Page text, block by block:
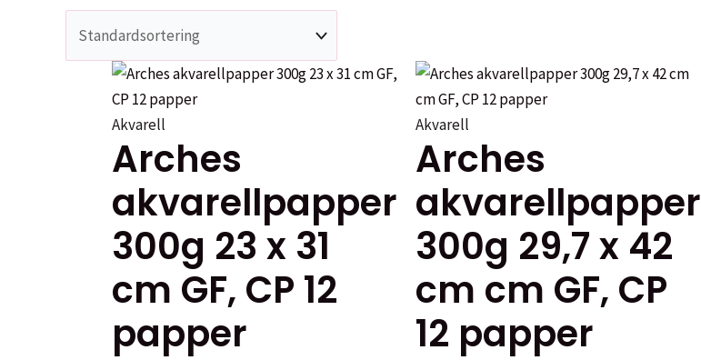
Akvarell
Arches
akvarellpapper
300g 23 x 31
cm GF, CP 12
papper
Akvarell
Arches
akvarellpapper
300g 29,7 x 42
cm cm GF, CP
12 papper